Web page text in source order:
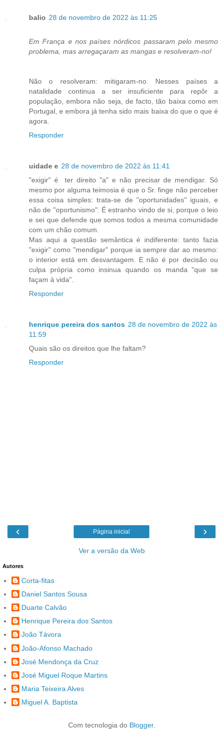
balio 28 de novembro de 2022 às 11:25
Em França e nos países nórdicos passaram pelo mesmo
problema, mas arregaçaram as mangas e resolveram-no!
Não o resolveram: mitigaram-no. Nesses países a
natalidade continua a ser insuficiente para repôr a
população, embora não seja, de facto, tão baixa como em
Portugal, e embora já tenha sido mais baixa do que o que é
agora.
Responder
uidade e 28 de novembro de 2022 às 11:41
"exigir" é ter direito "a" e não precisar de mendigar. Só
mesmo por alguma teimosia é que o Sr. finge não perceber
essa coisa simples: trata-se de "oportunidades" iguais, e
não de "oportunismo". É estranho vindo de si, porque o leio
e sei que defende que somos todos a mesma comunidade
com um chão comum.
Mas aqui a questão semântica é indiferente: tanto fazia
"exigir" como "mendigar" porque ia sempre dar ao mesmo:
o interior está em desvantagem. E não é por decisão ou
culpa própria como insinua quando os manda "que se
façam à vida".
Responder
henrique pereira dos santos 28 de novembro de 2022 às
11:59
Quais são os direitos que lhe faltam?
Responder
‹ ›
Página inicial
Ver a versão da Web
Autores
Corta-fitas
Daniel Santos Sousa
Duarte Calvão
Henrique Pereira dos Santos
João Távora
João-Afonso Machado
José Mendonça da Cruz
José Miguel Roque Martins
Maria Teixeira Alves
Miguel A. Baptista
Com tecnologia do Blogger.